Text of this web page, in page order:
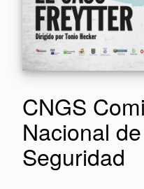
CNGS
Nacional
Seguridad